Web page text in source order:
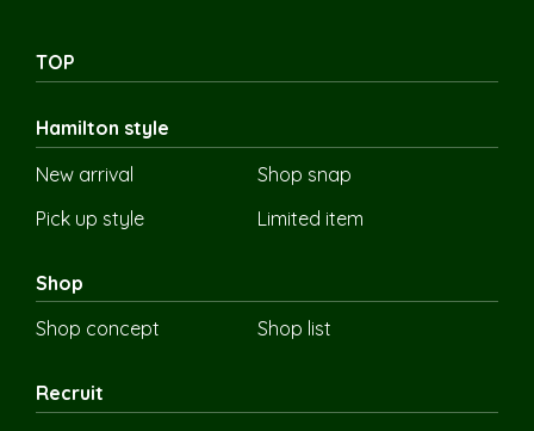
TOP
Hamilton style
New arrival
Shop snap
Pick up style
Limited item
Shop
Shop concept
Shop list
Recruit